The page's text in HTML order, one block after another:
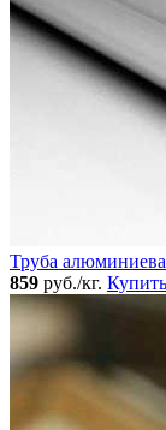
Труба
859 руб./кг. Купить